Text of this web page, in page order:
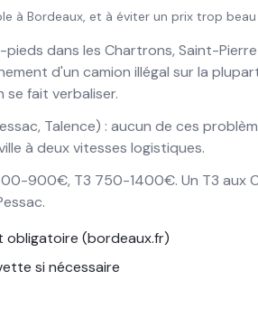
à Bordeaux, et à éviter un prix trop
dans les Chartrons, Saint-
d'un camion illégal sur la
se fait verbaliser.
Talence) : aucun de ces
à deux vitesses logistiques.
900€, T3 750-1400€. Un T3 aux
obligatoire (bordeaux.fr)
si nécessaire